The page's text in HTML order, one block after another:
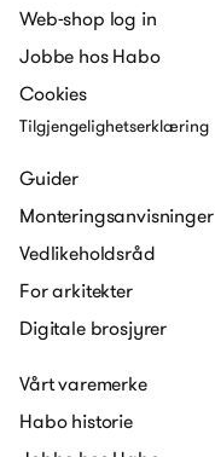
Web-shop log in
Jobbe hos Habo
Cookies
Tilgjengelighetserklæring
Guider
Monteringsanvisninger
Vedlikeholdsråd
For arkitekter
Digitale brosjyrer
Vårt varemerke
Habo historie